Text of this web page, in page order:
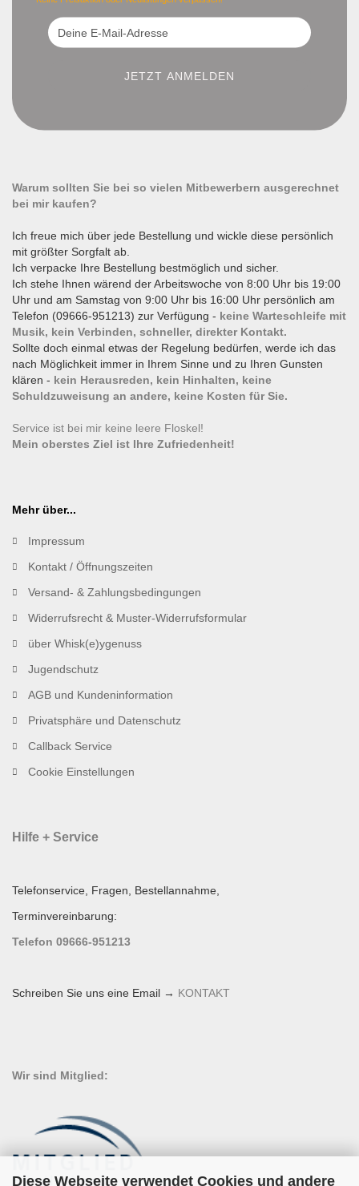
Diese Webseite verwendet Cookies und andere
Warum sollten Sie bei so vielen Mitbewerbern ausgerechnet
bei mir kaufen?
Ich freue mich über jede Bestellung und wickle diese persönlich
mit größter Sorgfalt ab.
Ich verpacke Ihre Bestellung bestmöglich und sicher.
Ich stehe Ihnen wärend der Arbeitswoche von 8:00 Uhr bis 19:00
Uhr und am Samstag von 9:00 Uhr bis 16:00 Uhr persönlich am
Telefon (09666-951213) zur Verfügung - keine Warteschleife mit
Musik, kein Verbinden, schneller, direkter Kontakt.
Sollte doch einmal etwas der Regelung bedürfen, werde ich das
nach Möglichkeit immer in Ihrem Sinne und zu Ihren Gunsten
klären - kein Herausreden, kein Hinhalten, keine
Schuldzuweisung an andere, keine Kosten für Sie.
Service ist bei mir keine leere Floskel!
Mein oberstes Ziel ist Ihre Zufriedenheit!
Mehr über...
Impressum
Kontakt / Öffnungszeiten
Versand- & Zahlungsbedingungen
Widerrufsrecht & Muster-Widerrufsformular
über Whisk(e)ygenuss
Jugendschutz
AGB und Kundeninformation
Privatsphäre und Datenschutz
Callback Service
Cookie Einstellungen
Hilfe + Service
Telefonservice, Fragen, Bestellannahme,
Terminvereinbarung:
Telefon 09666-951213
Schreiben Sie uns eine Email → KONTAKT
Wir sind Mitglied: